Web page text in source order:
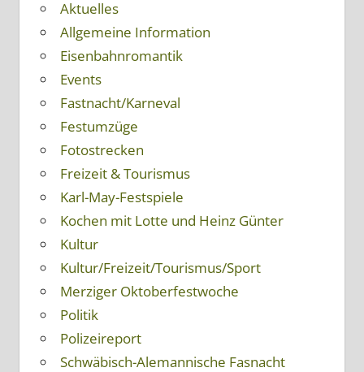
Aktuelles
Allgemeine Information
Eisenbahnromantik
Events
Fastnacht/Karneval
Festumzüge
Fotostrecken
Freizeit & Tourismus
Karl-May-Festspiele
Kochen mit Lotte und Heinz Günter
Kultur
Kultur/Freizeit/Tourismus/Sport
Merziger Oktoberfestwoche
Politik
Polizeireport
Schwäbisch-Alemannische Fasnacht